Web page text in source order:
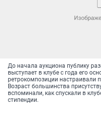
До начала аукциона публику
выступает в клубе с года его
ретрокомпозиции настраивали
Возраст большинства
вспоминали, как спускали в
стипендии.